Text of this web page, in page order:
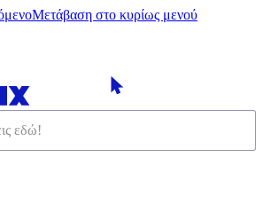
Μετάβαση στο κυρίως μενού